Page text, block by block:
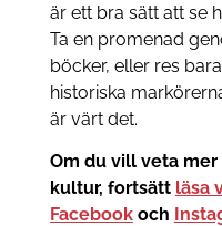
är ett bra sätt att se
Ta en promenad
böcker, eller res
historiska
är värt det.
Om du vill veta
kultur, fortsätt läsa
Facebookoch